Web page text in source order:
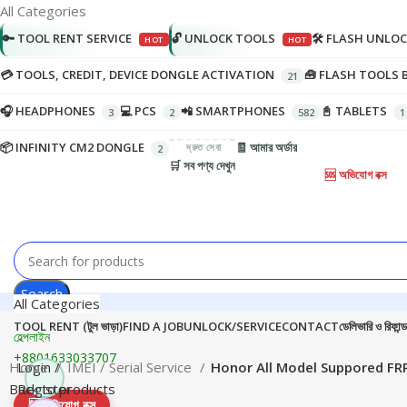
All Categories
🔑 TOOL RENT SERVICE 🔓 UNLOCK TOOLS 🛠️ FLASH
💳 TOOLS, CREDIT, DEVICE DONGLE ACTIVATION 🧰 FLASH TOOLS
🎧 HEADPHONES 💻 PCS 📲 SMARTPHONES 📓 TABLETS
📦 INFINITY CM2 DONGLE
🛒 সব পণ্য দেখুন
🧾 আমার অর্ডার
🆘 অভিযোগ বক্স
Search
হেল্পলাইন
+8801633033707
All Categories
TOOL RENT (টুল ভাড়া)FIND A JOBUNLOCK/SERVICECONTACTডেলিভারি ও
Login /
Register
Home IMEI / Serial Service
Honor All Model Suppored
Back to products